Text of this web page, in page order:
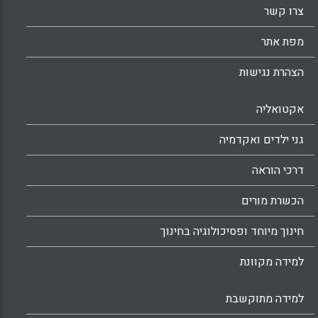
צרו קשר
מפת אתר
הצהרת נגישות
אקטואליה
גני ילדים ואקדמיה
דרכי הוראה
הכשרת מורים
חינוך מיוחד ופסיכולוגיה בחינוך
למידה מקוונת
למידה מתוקשבת